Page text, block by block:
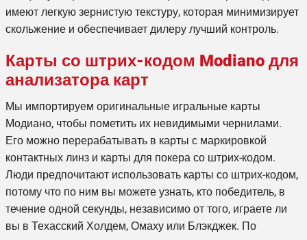
имеют легкую зернистую текстуру, которая минимизирует
скольжение и обеспечивает дилеру лучший контроль.
Карты со штрих-кодом Modiano для
анализатора карт
Мы импортируем оригинальные игральные карты
Модиано, чтобы пометить их невидимыми чернилами.
Его можно перерабатывать в карты с маркировкой
контактных линз и карты для покера со штрих-кодом.
Люди предпочитают использовать карты со штрих-кодом,
потому что по ним вы можете узнать, кто победитель, в
течение одной секунды, независимо от того, играете ли
вы в Техасский Холдем, Омаху или Блэкджек. По